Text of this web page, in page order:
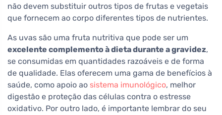
não devem substituir outros tipos de frutas e vegetais
que fornecem ao corpo diferentes tipos de nutrientes.
As uvas são uma fruta nutritiva que pode ser um
excelente complemento à dieta durante a gravidez,
se consumidas em quantidades razoáveis e de forma
de qualidade. Elas oferecem uma gama de benefícios à
saúde, como apoio ao sistema imunológico, melhor
digestão e proteção das células contra o estresse
oxidativo. Por outro lado, é importante lembrar do seu